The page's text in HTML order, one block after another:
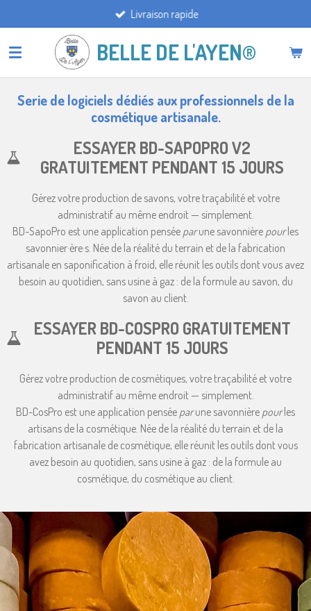
au
contenu
BELLE DE L'AYEN®
Livraison rapide
Serie de logiciels dédiés aux professionnels de la
cosmétique artisanale.
ESSAYER BD-SAPOPRO V2
GRATUITEMENT PENDANT 15 JOURS
Gérez votre production de savons, votre traçabilité et votre
administratif au même endroit — simplement.
BD-SapoPro est une application pensée parune savonnière pourles
savonnier·ère·s. Née de la réalité du terrain et de la fabrication
artisanale en saponification à froid, elle réunit les outils dont vous avez
besoin au quotidien, sans usine à gaz : de la formule au savon, du
savon au client.
ESSAYER BD-COSPRO GRATUITEMENT
PENDANT 15 JOURS
Gérez votre production de cosmétiques, votre traçabilité et votre
administratif au même endroit — simplement.
BD-CosPro est une application pensée parune savonnière pourles
artisans de la cosmétique. Née de la réalité du terrain et de la
fabrication artisanale de cosmétique, elle réunit les outils dont vous
avez besoin au quotidien, sans usine à gaz : de la formule au
cosmétique, du cosmétique au client.